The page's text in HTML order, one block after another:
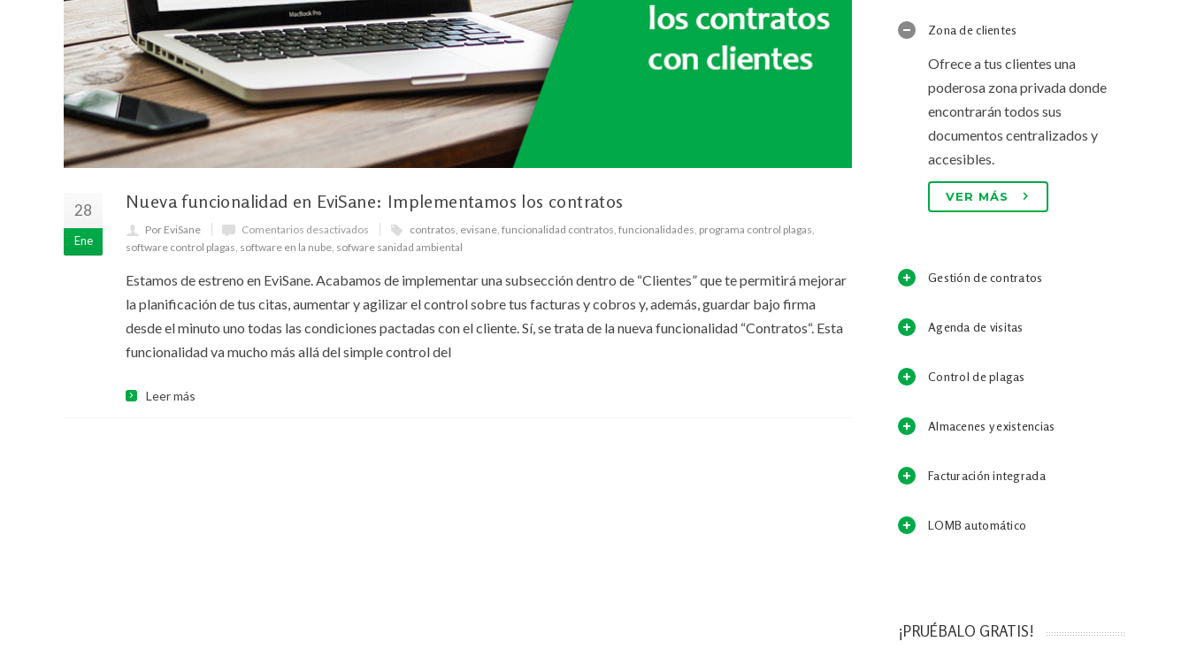
28
Ene
Nueva funcionalidad en EviSane: Implementamos los contratos
Por EviSane Comentarios desactivados contratos evisane funcionalidad contratos funcionalidades programa control plagas
software control plagas software en la nube sofware sanidad ambiental
Estamos de estreno en EviSane. Acabamos de implementar una subsección dentro de “Clientes” que te permitirá mejorar
la planificación de tus citas, aumentar y agilizar el control sobre tus facturas y cobros y, además, guardar bajo firma
desde el minuto uno todas las condiciones pactadas con el cliente. Sí, se trata de la nueva funcionalidad “Contratos“. Esta
funcionalidad va mucho más allá del simple control del
Leer más
Zona de clientes
Ofrece a tus clientes una
poderosa zona privada donde
encontrarán todos sus
documentos centralizados y
accesibles.
VER MÁS
Gestión de contratos
Agenda de visitas
Control de plagas
Almacenes y existencias
Facturación integrada
LOMB automático
¡PRUÉBALO GRATIS!